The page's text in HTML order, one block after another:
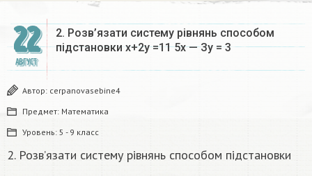
22
АВГУСТ
2. Розв’язати систему рівнянь способом
підстановки x+2y =11 5x — Зу = 3
Автор: cerpanovasebine4
Предмет: Математика
Уровень: 5 - 9 класс
2. Розв’язати систему рівнянь способом підстановки